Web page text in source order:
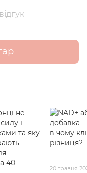
20 травня